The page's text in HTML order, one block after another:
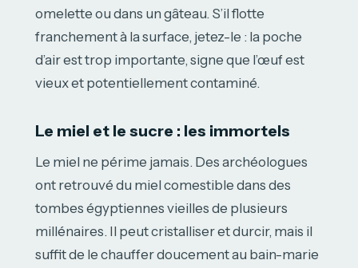
omelette ou dans un gâteau. S’il flotte
franchement à la surface, jetez-le : la poche
d’air est trop importante, signe que l’œuf est
vieux et potentiellement contaminé.
Le miel et le sucre : les immortels
Le miel ne périme jamais. Des archéologues
ont retrouvé du miel comestible dans des
tombes égyptiennes vieilles de plusieurs
millénaires. Il peut cristalliser et durcir, mais il
suffit de le chauffer doucement au bain-marie